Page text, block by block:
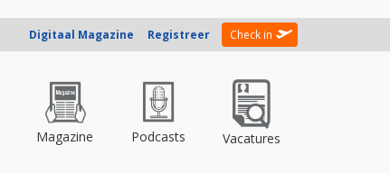
Digitaal Magazine Registreer Check in
Magazine Podcasts Vacatures